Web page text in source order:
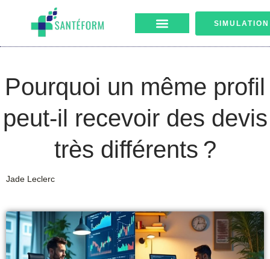
SIMULATION
Pourquoi un même profil
peut-il recevoir des devis
très différents ?
Jade Leclerc